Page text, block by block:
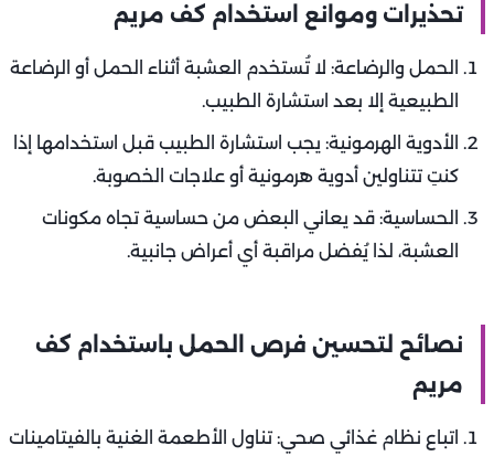
تحذيرات وموانع استخدام كف مريم
الحمل والرضاعة: لا تُستخدم العشبة أثناء الحمل أو الرضاعة
الطبيعية إلا بعد استشارة الطبيب.
الأدوية الهرمونية: يجب استشارة الطبيب قبل استخدامها إذا
كنتِ تتناولين أدوية هرمونية أو علاجات الخصوبة.
الحساسية: قد يعاني البعض من حساسية تجاه مكونات
العشبة، لذا يُفضل مراقبة أي أعراض جانبية.
نصائح لتحسين فرص الحمل باستخدام كف
مريم
اتباع نظام غذائي صحي: تناول الأطعمة الغنية بالفيتامينات